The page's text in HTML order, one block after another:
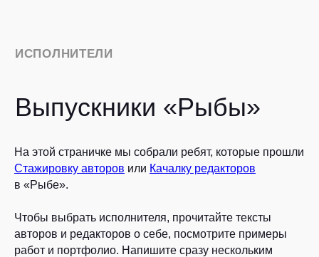
На этой страничке мы собрали ребят, которые прошли
Стажировку авторов или Качалку редакторов
в «Рыбе».
Чтобы выбрать исполнителя, прочитайте тексты
авторов и редакторов о себе, посмотрите примеры
работ и портфолио. Напишите сразу нескольким
Авторы Редакторы